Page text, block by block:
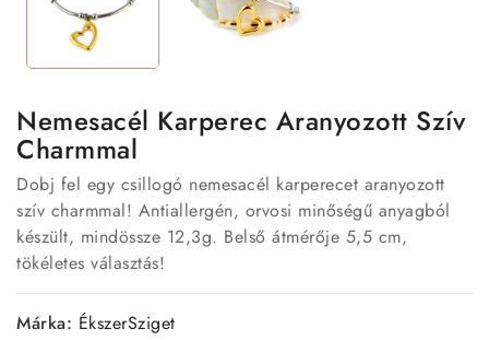
Nemesacél Karperec Aranyozott Szív
Charmmal
Dobj fel egy csillogó nemesacél karperecet aranyozott
szív charmmal! Antiallergén, orvosi minőségű anyagból
készült, mindössze 12,3g. Belső átmérője 5,5 cm,
tökéletes választás!
Márka: ÉkszerSziget